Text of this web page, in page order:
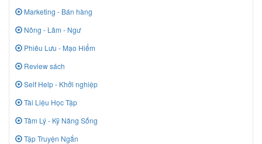
Marketing - Bán hàng
Nông - Lâm - Ngư
Phiêu Lưu - Mạo Hiểm
Review sách
Self Help - Khởi nghiệp
Tài Liệu Học Tập
Tâm Lý - Kỹ Năng Sống
Tập Truyện Ngắn